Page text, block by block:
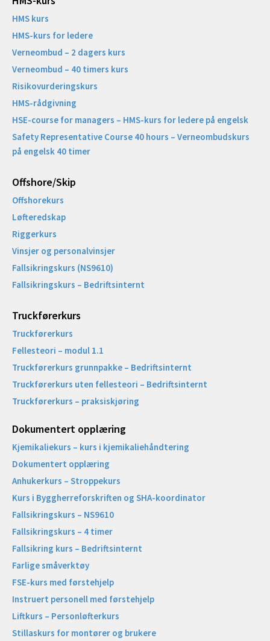
HMS kurs
HMS-kurs for ledere
Verneombud – 2 dagers kurs
Verneombud – 40 timers kurs
Risikovurderingskurs
HMS-rådgivning
HSE-course for managers – HMS-kurs for ledere på engelsk
Safety Representative Course 40 hours – Verneombudskurs
på engelsk 40 timer
Offshore/Skip​
Offshorekurs
Løfteredskap
Riggerkurs
Vinsjer og personalvinsjer
Fallsikringskurs (NS9610)
Fallsikringskurs – Bedriftsinternt
Truckførerkurs
Truckførerkurs
Fellesteori – modul 1.1
Truckførerkurs grunnpakke – Bedriftsinternt
Truckførerkurs uten fellesteori – Bedriftsinternt
Truckførerkurs – praksiskjøring
Dokumentert opplæring
Kjemikaliekurs – kurs i kjemikaliehåndtering
Dokumentert opplæring
Anhukerkurs – Stroppekurs
Kurs i Byggherreforskriften og SHA-koordinator
Fallsikringskurs – NS9610
Fallsikringskurs – 4 timer
Fallsikring kurs – Bedriftsinternt
Farlige småverktøy
FSE-kurs med førstehjelp
Instruert personell med førstehjelp
Liftkurs – Personløfterkurs
Stillaskurs for montører og brukere